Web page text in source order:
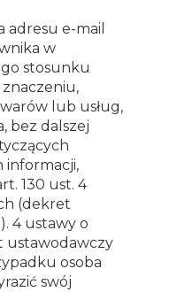
e-mail
w
stosunku
lub usług,
bez dalszej
informacji,
130 ust. 4
(dekret
4 ustawy o
ustawodawczy
osoba
swój